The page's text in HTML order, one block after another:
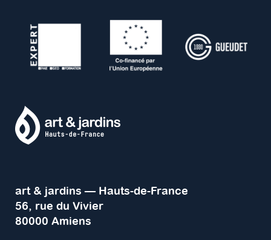
art & jardins — Hauts-de-France
56, rue du Vivier
80000 Amiens